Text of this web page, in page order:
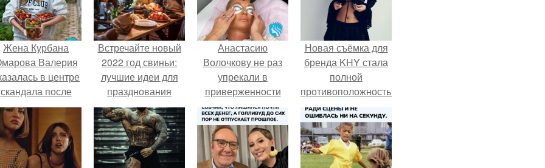
Жена Курбана
Валерия
в центре
скандала после
визита блогера
ильиной в
клинику.
Встречайте новый
2022 год свиньи:
лучшие идеи для
празднования
Анастасию
Волочкову не раз
упрекали в
приверженности
устаревшим бьюти -
процедурам.
Новая съёмка для
бренда KHY стала
полной
противоположностью
образу, с которым
кайли
ассоциировалась
последние годы.